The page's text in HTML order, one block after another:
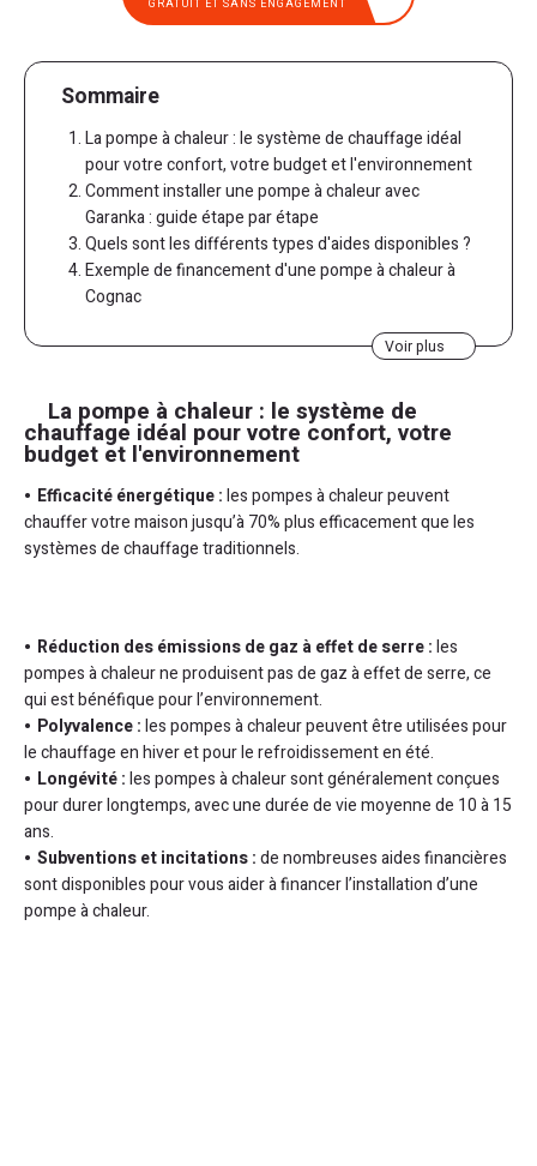
GRATUIT ET SANS ENGAGEMENT
Sommaire
La pompe à chaleur : le système de chauffage idéal
pour votre confort, votre budget et l'environnement
Comment installer une pompe à chaleur avec
Garanka : guide étape par étape
Quels sont les différents types d'aides disponibles ?
Exemple de financement d'une pompe à chaleur à
Cognac
chauffage efficace, rapide et accessible
Nos pompes à chaleur les plus vendues
Voir plus
La pompe à chaleur : le système de
chauffage idéal pour votre confort, votre
budget et l'environnement
Efficacité énergétique :les pompes à chaleur peuvent
chauffer votre maison jusqu’à 70% plus efficacement que les
systèmes de chauffage traditionnels.
Réduction des émissions de gaz à effet de serre :les
pompes à chaleur ne produisent pas de gaz à effet de serre, ce
qui est bénéfique pour l’environnement.
Polyvalence :les pompes à chaleur peuvent être utilisées pour
le chauffage en hiver et pour le refroidissement en été.
Longévité :les pompes à chaleur sont généralement conçues
pour durer longtemps, avec une durée de vie moyenne de 10 à 15
ans.
Subventions et incitations :de nombreuses aides financières
sont disponibles pour vous aider à financer l’installation d’une
pompe à chaleur.